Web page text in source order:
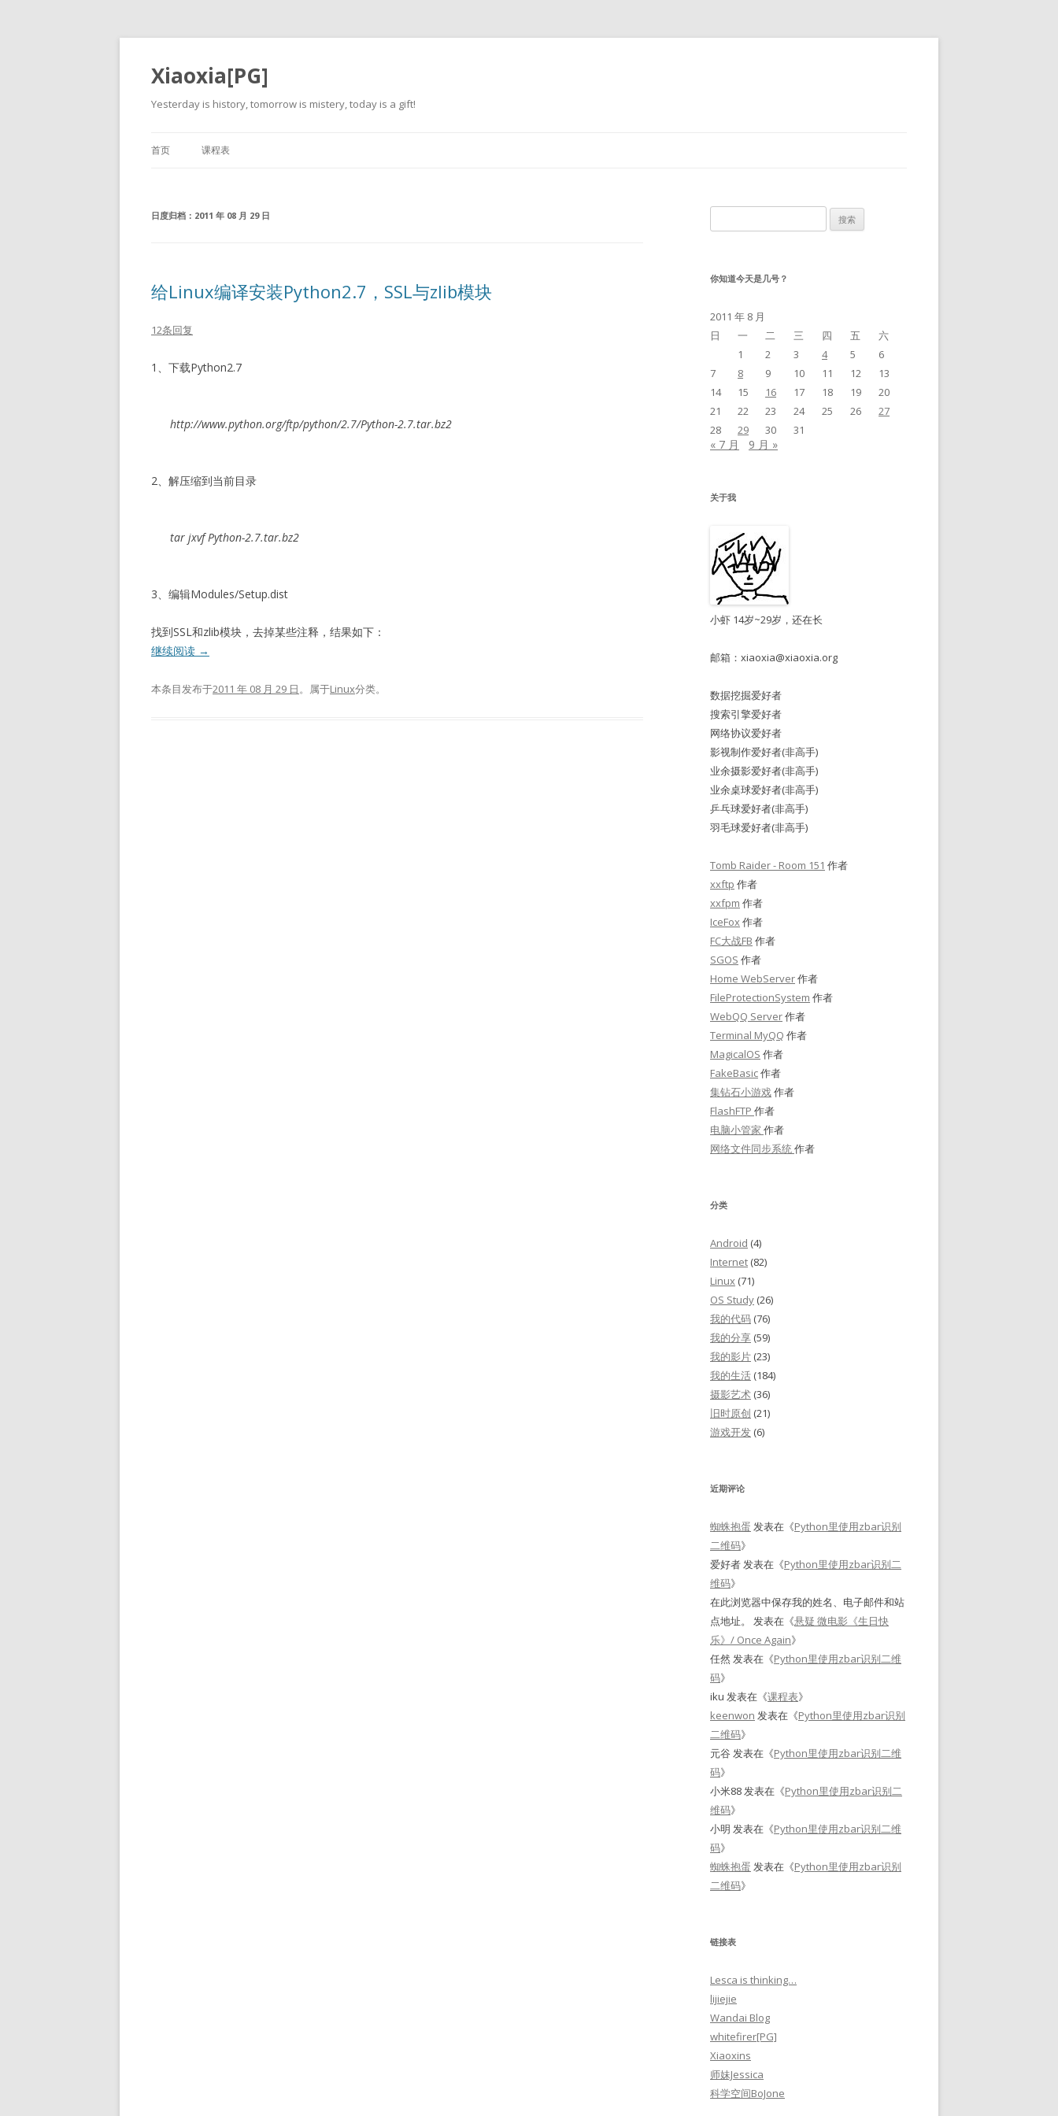
Xiaoxia[PG]
Yesterday is history, tomorrow is mistery, today is a gift!
首页 课程表
日度归档： 2011 年 08 月 29 日
给Linux编译安装Python2.7，SSL与zlib模块
12条回复
1、下载Python2.7
http://www.python.org/ftp/python/2.7/Python-2.7.tar.bz2
2、解压缩到当前目录
tar jxvf Python-2.7.tar.bz2
3、编辑Modules/Setup.dist
找到SSL和zlib模块，去掉某些注释，结果如下：
继续阅读 →
本条目发布于2011 年 08 月 29 日。属于Linux分类。
索：
你知道今天是几号？
2011 年 8 月
日
一 二 三 四 五
六
1
2 3 4 5
6
7
8 9 10 11 12
13
14
15 16 17 18 19
20
21
22 23 24 25 26
27
28
29 30 31
« 7 月 9 月 »
关于我
小虾 14岁~29岁，还在长
邮箱： xiaoxia@xiaoxia.org
数据挖掘爱好者
搜索引擎爱好者
网络协议爱好者
影视制作爱好者(非高手)
业余摄影爱好者(非高手)
业余桌球爱好者(非高手)
乒乓球爱好者(非高手)
羽毛球爱好者(非高手)
Tomb Raider - Room 151 作者
xxftp 作者
xxfpm 作者
IceFox作者
FC大战FB 作者
SGOS 作者
Home WebServer作者
FileProtectionSystem 作者
WebQQ Server作者
Terminal MyQQ 作者
MagicalOS 作者
FakeBasic作者
集钻石小游戏作者
FlashFTP 作者
电脑小管家 作者
网络文件同步系统作者
分类
Android (4)
Internet (82)
Linux (71)
OS Study (26)
我的代码 (76)
我的分享 (59)
我的影片 (23)
我的生活 (184)
摄影艺术 (36)
旧时原创 (21)
游戏开发 (6)
近期评论
蜘蛛抱蛋 发表在《Python里使用zbar识别
二维码》
爱好者发表在《Python里使用zbar识别二
维码》
在此浏览器中保存我的姓名、电子邮件和站
点地址。
发表在《悬疑 微电影《生日快
乐》/ Once Again》
任然 发表在《Python里使用zbar识别二维
码》
iku 发表在《课程表》
keenwon 发表在《Python里使用zbar识别
二维码》
元谷发表在《Python里使用zbar识别二维
码》
小米88发表在《Python里使用zbar识别二
维码》
小明 发表在《Python里使用zbar识别二维
码》
蜘蛛抱蛋 发表在《Python里使用zbar识别
二维码》
链接表
Lesca is thinking…
lijiejie
Wandai Blog
whitefirer[PG]
Xiaoxins
师妹Jessica
科学空间BoJone